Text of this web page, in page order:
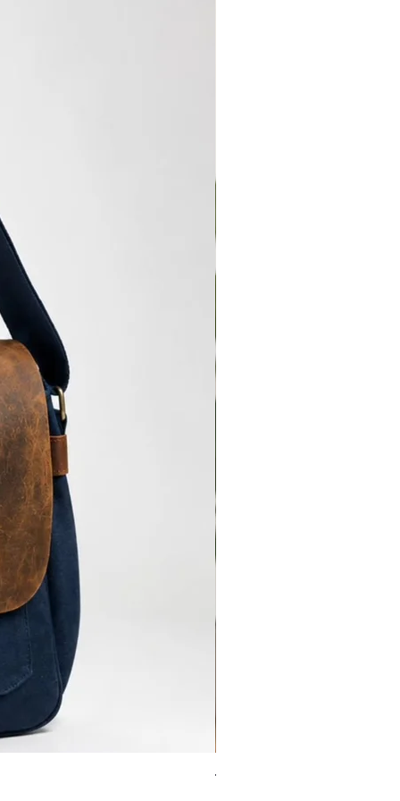
Torba-Ranac-Benjamin